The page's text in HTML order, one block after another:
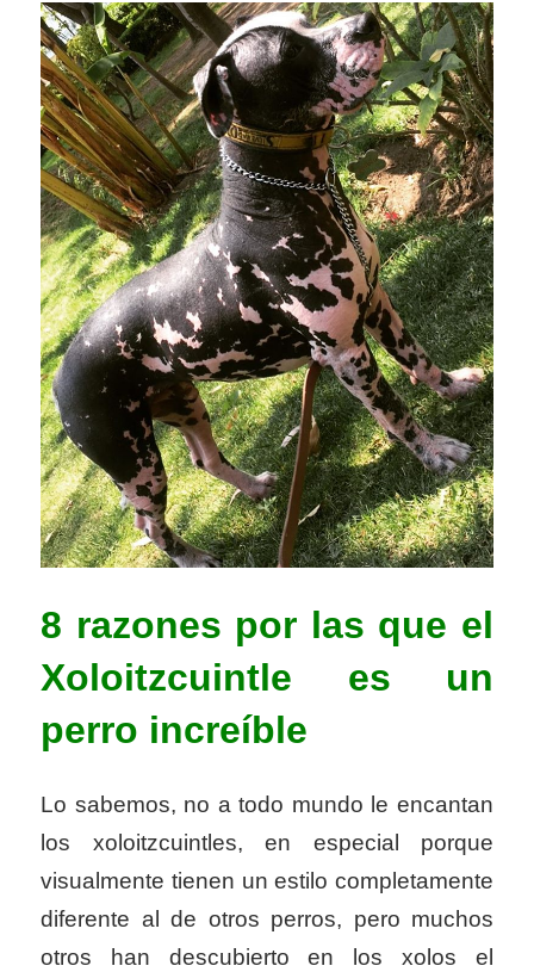
8 razones por las que el
Xoloitzcuintle es un
perro increíble
Lo sabemos, no a todo mundo le encantan
los xoloitzcuintles, en especial porque
visualmente tienen un estilo completamente
diferente al de otros perros, pero muchos
otros han descubierto en los xolos el